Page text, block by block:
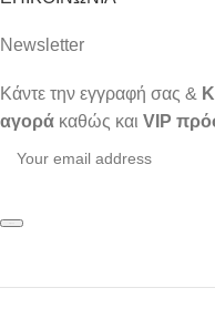
Newsletter
Κάντε την εγγραφή σας &
αγορά καθώς και VIP